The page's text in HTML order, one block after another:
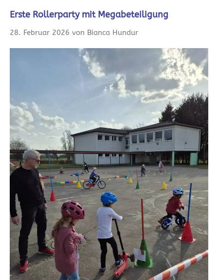
Erste Rollerparty mit Megabeteiligung
28. Februar 2026 von Bianca Hundur